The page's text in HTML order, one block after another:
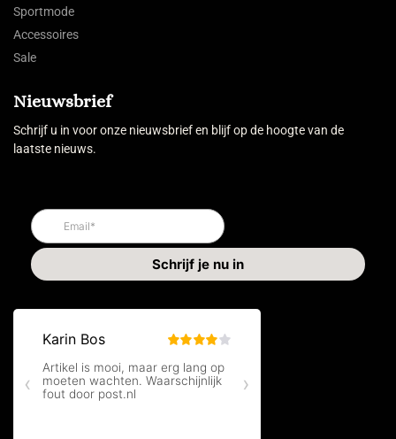
Sportmode
Accessoires
Sale
Nieuwsbrief
Schrijf u in voor onze nieuwsbrief en blijf op de hoogte van de
laatste nieuws.